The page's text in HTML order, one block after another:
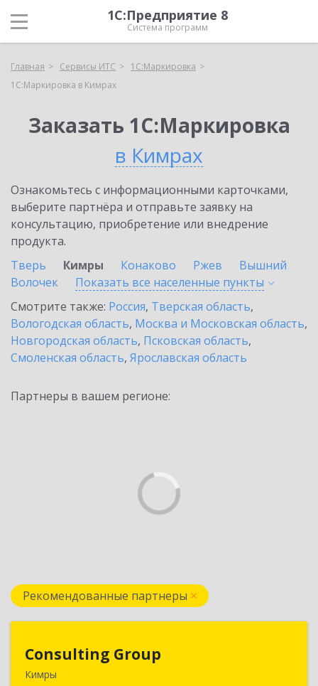
1С:Предприятие 8
Система программ
Главная Сервисы ИТС
1С:Маркировка
1С:Маркировка в Кимрах
Заказать 1С:Маркировка
в Кимрах
Ознакомьтесь с информационными карточками,
выберите партнёра и отправьте заявку на
консультацию, приобретение или внедрение
продукта.
Тверь
Кимры Конаково Ржев
Вышний
Волочек
Показать все населенные пункты
Смотрите также: Россия, Тверская область,
Вологодская область, Москва и Московская область,
Новгородская область, Псковская область,
Смоленская область, Ярославская область
Партнеры в вашем регионе:
Рекомендованные партнеры
Consulting Group
Кимры
171507, Тверская обл, Кимры г, Малая Садовая